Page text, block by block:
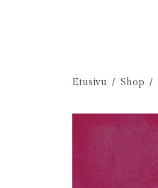
Etusivu / Shop /